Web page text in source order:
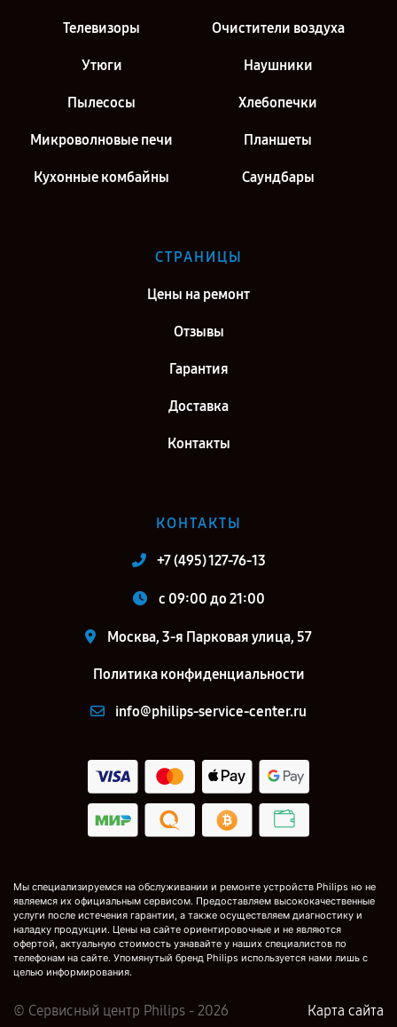
Телевизоры Очистители воздуха
Утюги Наушники
Пылесосы Хлебопечки
Микроволновые печи Планшеты
Кухонные комбайны Саундбары
СТРАНИЦЫ
Цены на ремонт
Отзывы
Гарантия
Доставка
Контакты
КОНТАКТЫ
+7 (495) 127-76-13
c 09:00 до 21:00
Москва, 3-я Парковая улица, 57
Политика конфиденциальности
info@philips-service-center.ru
Мы специализируемся на обслуживании и ремонте устройств Philips но не
являемся их официальным сервисом. Предоставляем высококачественные
услуги после истечения гарантии, а также осуществляем диагностику и
наладку продукции. Цены на сайте ориентировочные и не являются
офертой, актуальную стоимость узнавайте у наших специалистов по
телефонам на сайте. Упомянутый бренд Philips используется нами лишь с
целью информирования.
© Сервисный центр Philips - 2026 Карта сайта